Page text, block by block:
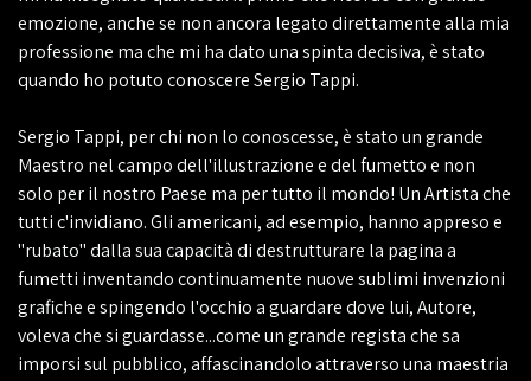
emozione, anche se non ancora legato direttamente alla mia
professione ma che mi ha dato una spinta decisiva, è stato
quando ho potuto conoscere Sergio Tappi.
Sergio Tappi, per chi non lo conoscesse, è stato un grande
Maestro nel campo dell'illustrazione e del fumetto e non
solo per il nostro Paese ma per tutto il mondo! Un Artista che
tutti c'invidiano. Gli americani, ad esempio, hanno appreso e
"rubato" dalla sua capacità di destrutturare la pagina a
fumetti inventando continuamente nuove sublimi invenzioni
grafiche e spingendo l'occhio a guardare dove lui, Autore,
voleva che si guardasse...come un grande regista che sa
imporsi sul pubblico, affascinandolo attraverso una maestria